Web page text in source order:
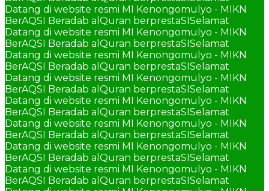
Datang di website resmi MI Kenongomulyo - MIKN
BerAQSI Beradab alQuran berprestaSISelamat
Datang di website resmi MI Kenongomulyo - MIKN
BerAQSI Beradab alQuran berprestaSISelamat
Datang di website resmi MI Kenongomulyo - MIKN
BerAQSI Beradab alQuran berprestaSISelamat
Datang di website resmi MI Kenongomulyo - MIKN
BerAQSI Beradab alQuran berprestaSISelamat
Datang di website resmi MI Kenongomulyo - MIKN
BerAQSI Beradab alQuran berprestaSISelamat
Datang di website resmi MI Kenongomulyo - MIKN
BerAQSI Beradab alQuran berprestaSISelamat
Datang di website resmi MI Kenongomulyo - MIKN
BerAQSI Beradab alQuran berprestaSISelamat
Datang di website resmi MI Kenongomulyo - MIKN
BerAQSI Beradab alQuran berprestaSISelamat